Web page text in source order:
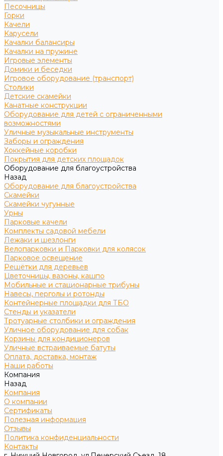
Песочницы
Горки
Качели
Карусели
Качалки балансиры
Качалки на пружине
Игровые элементы
Домики и беседки
Игровое оборудование (транспорт)
Столики
Детские скамейки
Канатные конструкции
Оборудование для детей с ограниченными
возможностями
Уличные музыкальные инструменты
Заборы и ограждения
Хоккейные коробки
Покрытия для детских площадок
Оборудование для благоустройства
Назад
Оборудование для благоустройства
Скамейки
Скамейки чугунные
Урны
Парковые качели
Комплекты садовой мебели
Лежаки и шезлонги
Велопарковки и Парковки для колясок
Парковое освещение
Решётки для деревьев
Цветочницы, вазоны, кашпо
Мобильные и стационарные трибуны
Навесы, перголы и ротонды
Контейнерные площадки для ТБО
Стенды и указатели
Тротуарные столбики и ограждения
Уличное оборудование для собак
Корзины для кондиционеров
Уличные встраиваемые батуты
Оплата, доставка, монтаж
Наши работы
Компания
Назад
Компания
О компании
Сертификаты
Полезная информация
Отзывы
Политика конфиденциальности
Контакты